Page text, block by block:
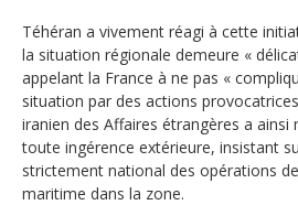
Téhéran a vivement réagi à cette
la situation régionale demeure «
appelant la France à ne pas «
situation par des actions
iranien des Affaires étrangères a ainsi
toute ingérence extérieure, insistant
strictement national des opérations
maritime dans la zone.